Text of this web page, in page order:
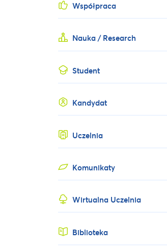
Współpraca
Nauka / Research
Student
Kandydat
Uczelnia
Komunikaty
Wirtualna Uczelnia
Biblioteka